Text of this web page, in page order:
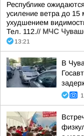
Республике
усиление ветра до
ухудшением
Тел. 112.// МЧС
13:21
В